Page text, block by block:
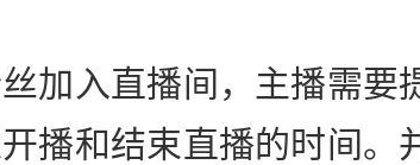
加入直播间，主播需要
播和结束直播的时间。